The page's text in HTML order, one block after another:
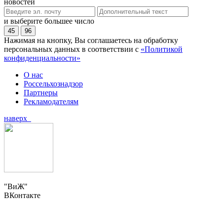
новостей
и выберите большее число
45 96
Нажимая на кнопку, Вы соглашаетесь на обработку
персональных данных в соответствии с «Политикой
конфиденциальности»
О нас
Россельхознадзор
Партнеры
Рекламодателям
наверх
"ВиЖ"
ВКонтакте